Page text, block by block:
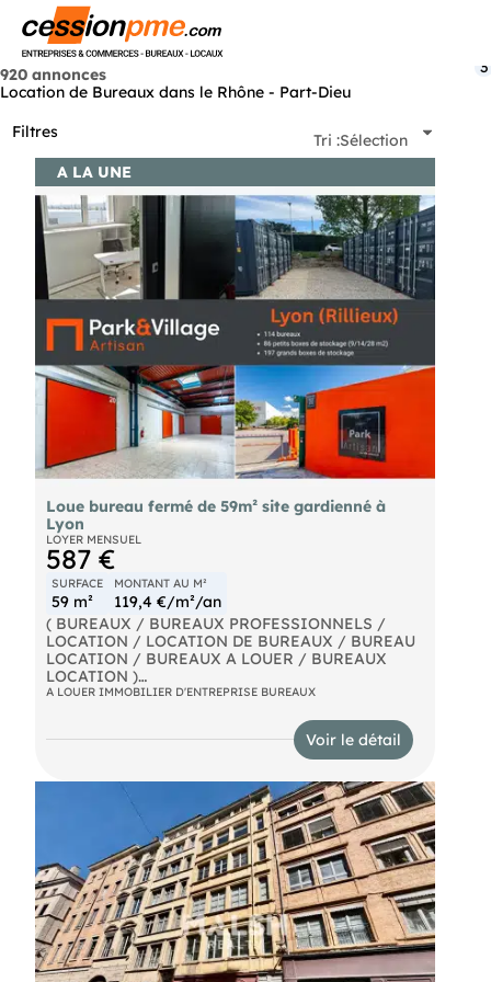
920 annonces
Location de Bureaux dans le Rhône - Part-Dieu
Filtres
3
Tri :Sélection
A LA UNE
Loue bureau fermé de 59m² site gardienné à
Lyon
LOYER MENSUEL
587 €
SURFACE
59 m²
MONTANT AU M²
119,4 €/m²/an
( BUREAUX / BUREAUX PROFESSIONNELS /
LOCATION / LOCATION DE BUREAUX / BUREAU
LOCATION / BUREAUX A LOUER / BUREAUX
LOCATION )
sur le Park Artisan de Rillieux-La-Pape.
- Un gestionnaire de site logé sur place
- 197 cellules de stockage accessibles en véhicules
jusqu'à 20 mètres cubes
- 114 bureaux
- 77 Containers de stockage
- 3 Quais de déchargement communs à toutes les
cellules de stockage pour les véhicules au dela de
20 mètres cubes
- Un coin détente/cafétéria
- La vidésurveillance
- Un accès par badge 7 jours sur 7 de 05h du
A LOUER IMMOBILIER D'ENTREPRISE BUREAUX
Voir le détail